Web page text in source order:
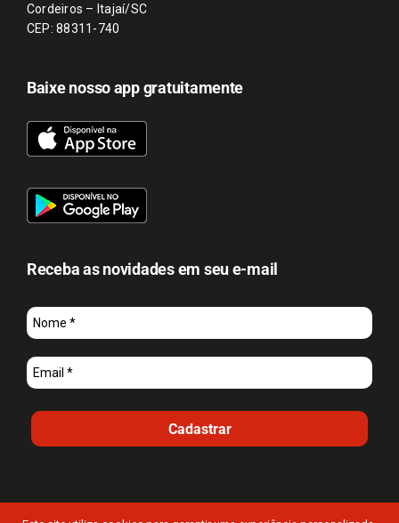
Cordeiros – Itajaí/SC
CEP: 88311-740
Baixe nosso app gratuitamente
Receba as novidades em seu e-mail
Cadastrar